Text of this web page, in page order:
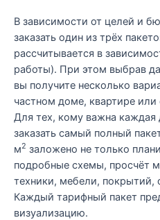
В зависимости от целей и
заказать один из трёх
рассчитывается в
работы). При этом выбрав
вы получите несколько
частном доме, квартире или
Для тех, кому важна каждая
заказать самый полный
м2 заложено не только
подробные схемы, просчёт
техники, мебели, покрытий,
Каждый тарифный пакет
визуализацию.